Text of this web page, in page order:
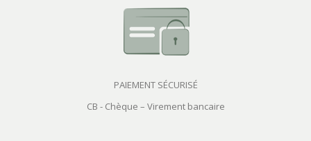
PAIEMENT SÉCURISÉ
CB - Chèque – Virement bancaire